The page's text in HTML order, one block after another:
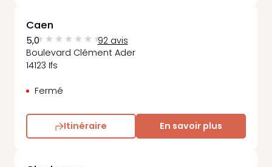
Caen
5,0
92 avis
Boulevard Clément Ader
14123 Ifs
Fermé
Itinéraire En savoir plus